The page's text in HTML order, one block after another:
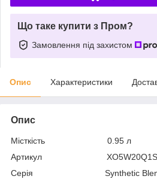
Що таке купити з Пром?
Замовлення під захистом
Опис Характеристики
Опис
Місткість 0.95 л
Артикул
Серія Synthetic Blend